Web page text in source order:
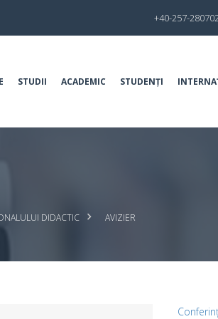
+40-257-
STUDII ACADEMIC STUDENȚI
DIDACTIC AVIZIER